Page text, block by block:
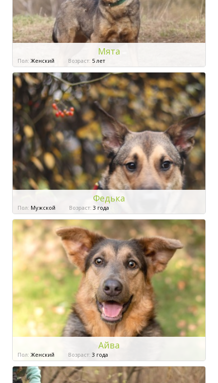
Мята
Пол: Женский Возраст: 5 лет
Федька
Пол: Мужской Возраст: 3 года
Айва
Пол: Женский Возраст: 3 года